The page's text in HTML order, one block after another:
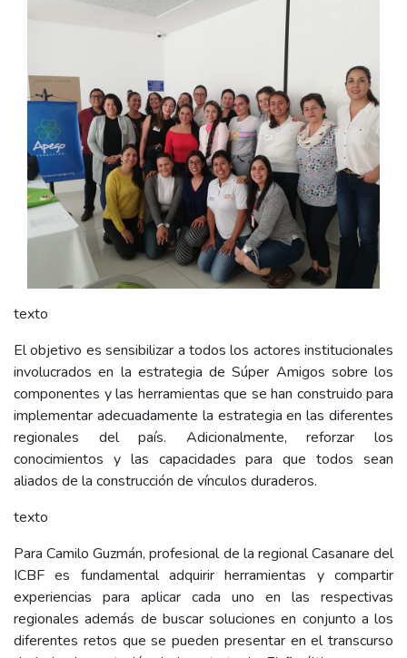
texto
El objetivo es sensibilizar a todos los actores institucionales
involucrados en la estrategia de Súper Amigos sobre los
componentes y las herramientas que se han construido para
implementar adecuadamente la estrategia en las diferentes
regionales del país. Adicionalmente, reforzar los
conocimientos y las capacidades para que todos sean
aliados de la construcción de vínculos duraderos.
texto
Para Camilo Guzmán, profesional de la regional Casanare del
ICBF es fundamental adquirir herramientas y compartir
experiencias para aplicar cada uno en las respectivas
regionales además de buscar soluciones en conjunto a los
diferentes retos que se pueden presentar en el transcurso